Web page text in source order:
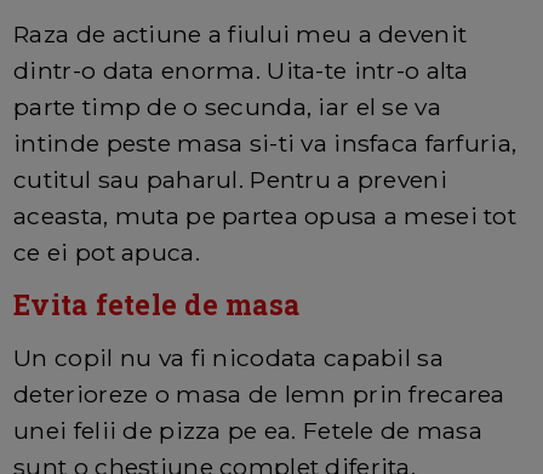
Raza de actiune a fiului meu a devenit
dintr-o data enorma. Uita-te intr-o alta
parte timp de o secunda, iar el se va
intinde peste masa si-ti va insfaca farfuria,
cutitul sau paharul. Pentru a preveni
aceasta, muta pe partea opusa a mesei tot
ce ei pot apuca.
Evita fetele de masa
Un copil nu va fi nicodata capabil sa
deterioreze o masa de lemn prin frecarea
unei felii de pizza pe ea. Fetele de masa
sunt o chestiune complet diferita.